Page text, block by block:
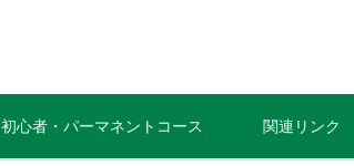
初心者・パーマネントコース 関連リンク